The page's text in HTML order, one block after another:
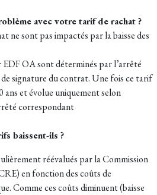
avec votre tarif de rachat ?
ne sont pas impactés par la baisse des
OA sont déterminés par l’arrêté
signature du contrat. Une fois ce tarif
et évolue uniquement selon
correspondant
baissent-ils ?
réévalués par la Commission
en fonction des coûts de
Comme ces coûts diminuent (baisse